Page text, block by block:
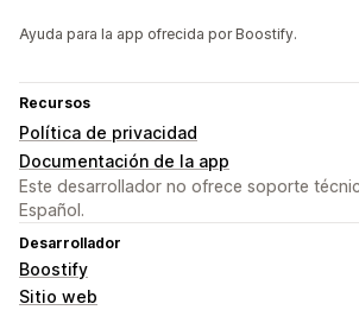
Ayuda para la app ofrecida por Boostify.
Recursos
Política de privacidad
Documentación de la app
Este desarrollador no ofrece soporte
Español.
Desarrollador
Boostify
Sitio web